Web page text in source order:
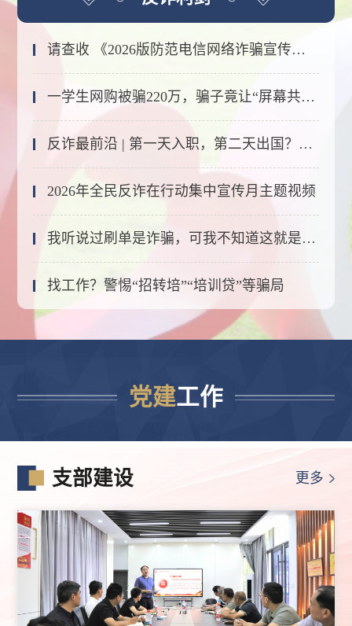
请查收 《2026版防范电信网络诈骗宣传手册》（全文）
一学生网购被骗220万，骗子竟让“屏幕共享”秒变“钱包共享”
反诈最前沿 | 第一天入职，第二天出国？小心！
2026年全民反诈在行动集中宣传月主题视频
我听说过刷单是诈骗，可我不知道这就是刷单.…...
找工作？警惕“招转培”“培训贷”等骗局
党建工作
支部建设 更多